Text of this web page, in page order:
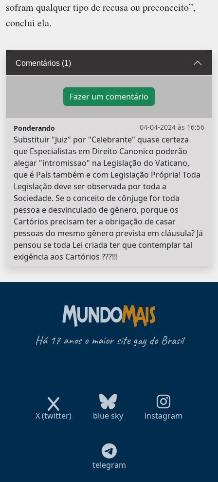
sofram qualquer tipo de recusa ou preconceito”,
conclui ela.
Comentários (1)
Fazer um comentário
04-04-2024 às 16:56
Ponderando
Substituir "Juiz" por "Celebrante" quase certeza
que Especialistas em Direito Canonico poderão
alegar "intromissao" na Legislação do Vaticano,
que é País também e com Legislação Própria! Toda
Legislação deve ser observada por toda a
Sociedade. Se o conceito de cônjuge for toda
pessoa e desvinculado de gênero, porque os
Cartórios precisam ter a obrigação de casar
pessoas do mesmo gênero prevista em cláusula? Já
pensou se toda Lei criada ter que contemplar tal
exigência aos Cartórios ???!!!
Há 17 anos o maior site gay do Brasil
X (twitter) blue sky instagram
telegram